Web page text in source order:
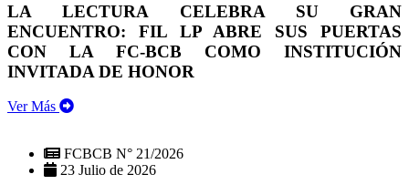
LA LECTURA CELEBRA SU GRAN
ENCUENTRO: FIL LP ABRE SUS PUERTAS
CON LA FC-BCB COMO INSTITUCIÓN
INVITADA DE HONOR
Ver Más
FCBCB N° 21/2026
23 Julio de 2026